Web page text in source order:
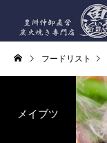
フードリスト
メイブツ